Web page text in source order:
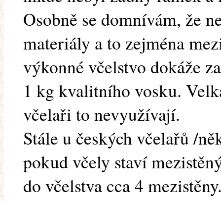
Osobně se domnívám, že
materiály a to zejména
výkonné včelstvo dokáže
1 kg kvalitního vosku.
včelaři to nevyužívají.
Stále u českých včelařů /
pokud včely staví
do včelstva cca 4